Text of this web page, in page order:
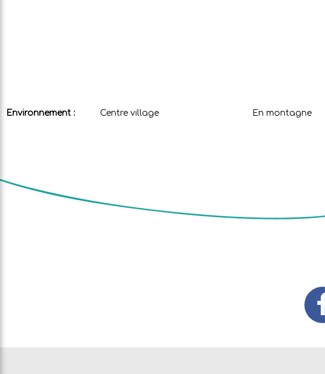
Environnement : Centre village En montagne